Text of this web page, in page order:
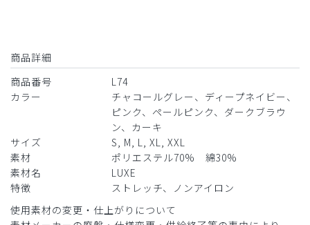
商品詳細
商品番号
L74
カラー
チャコールグレー、ディープネイビー、
ピンク、ペールピンク、ダークブラウ
ン、カーキ
サイズ
S, M, L, XL, XXL
素材
ポリエステル70% 綿30%
素材名
LUXE
特徴
ストレッチ、ノンアイロン
使用素材の変更・仕上がりについて